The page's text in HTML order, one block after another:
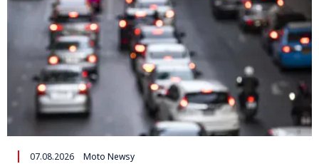
07.08.2026 Moto Newsy